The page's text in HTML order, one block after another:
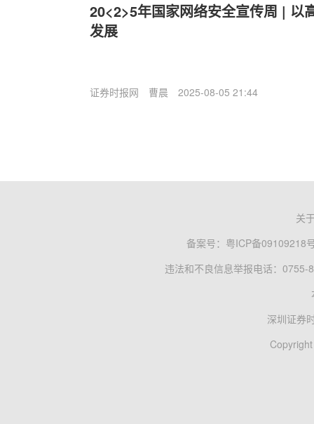
20<2>5年国家网络安全宣传周 | 以
发展
证券时报网 曹晨 2025-08-05 21:44
关
备案号： 粤ICP备09109218
违法和不良信息举报电话：0755-
深圳证券